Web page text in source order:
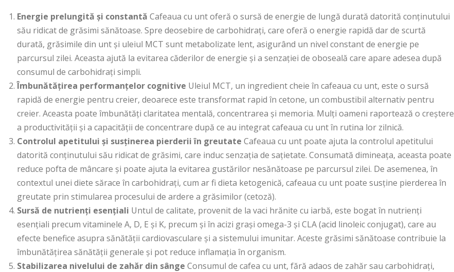
Energie prelungită și constantă Cafeaua cu unt oferă o sursă de energie de lungă durată datorită conținutului
său ridicat de grăsimi sănătoase. Spre deosebire de carbohidrați, care oferă o energie rapidă dar de scurtă
durată, grăsimile din unt și uleiul MCT sunt metabolizate lent, asigurând un nivel constant de energie pe
parcursul zilei. Aceasta ajută la evitarea căderilor de energie și a senzației de oboseală care apare adesea după
consumul de carbohidrați simpli.
Îmbunătățirea performanțelor cognitive Uleiul MCT, un ingredient cheie în cafeaua cu unt, este o sursă
rapidă de energie pentru creier, deoarece este transformat rapid în cetone, un combustibil alternativ pentru
creier. Aceasta poate îmbunătăți claritatea mentală, concentrarea și memoria. Mulți oameni raportează o creștere
a productivității și a capacității de concentrare după ce au integrat cafeaua cu unt în rutina lor zilnică.
Controlul apetitului și susținerea pierderii în greutate Cafeaua cu unt poate ajuta la controlul apetitului
datorită conținutului său ridicat de grăsimi, care induc senzația de sațietate. Consumată dimineața, aceasta poate
reduce pofta de mâncare și poate ajuta la evitarea gustărilor nesănătoase pe parcursul zilei. De asemenea, în
contextul unei diete sărace în carbohidrați, cum ar fi dieta ketogenică, cafeaua cu unt poate susține pierderea în
greutate prin stimularea procesului de ardere a grăsimilor (cetoză).
Sursă de nutrienți esențiali Untul de calitate, provenit de la vaci hrănite cu iarbă, este bogat în nutrienți
esențiali precum vitaminele A, D, E și K, precum și în acizi grași omega-3 și CLA (acid linoleic conjugat), care au
efecte benefice asupra sănătății cardiovasculare și a sistemului imunitar. Aceste grăsimi sănătoase contribuie la
îmbunătățirea sănătății generale și pot reduce inflamația în organism.
Stabilizarea nivelului de zahăr din sânge Consumul de cafea cu unt, fără adaos de zahăr sau carbohidrați,